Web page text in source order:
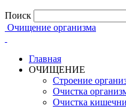
Поиск
Очищение организма
Главная
ОЧИЩЕНИЕ
Строение
Очистка
Очистка